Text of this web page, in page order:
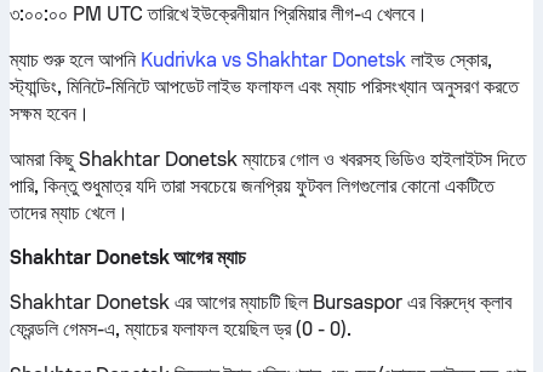
৩:০০:০০ PM UTC তারিখে ইউক্রেনীয়ান প্রিমিয়ার লীগ-এ খেলবে।
ম্যাচ শুরু হলে আপনি Kudrivka vs Shakhtar Donetskলাইভ স্কোর,
স্ট্যান্ডিং, মিনিটে-মিনিটে আপডেট লাইভ ফলাফল এবং ম্যাচ পরিসংখ্যান অনুসরণ করতে
সক্ষম হবেন।
আমরা কিছু Shakhtar Donetsk ম্যাচের গোল ও খবরসহ ভিডিও হাইলাইটস দিতে
পারি, কিন্তু শুধুমাত্র যদি তারা সবচেয়ে জনপ্রিয় ফুটবল লিগগুলোর কোনো একটিতে
তাদের ম্যাচ খেলে।
Shakhtar Donetsk আগের ম্যাচ
Shakhtar Donetsk এর আগের ম্যাচটি ছিল Bursaspor এর বিরুদ্ধে ক্লাব
ফ্রেন্ডলি গেমস-এ, ম্যাচের ফলাফল হয়েছিল ড্র (0 - 0).